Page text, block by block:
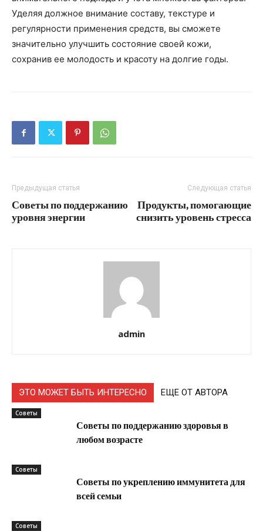
Уделяя должное внимание составу, текстуре и
регулярности применения средств, вы сможете
значительно улучшить состояние своей кожи,
сохранив ее молодость и красоту на долгие годы.
Предыдущая статья
Советы по поддержанию
уровня энергии
Следующая статья
Продукты, помогающие
снизить уровень стресса
admin
ЭТО МОЖЕТ БЫТЬ ИНТЕРЕСНО ЕЩЕ ОТ АВТОРА
Советы
Советы по поддержанию здоровья в
любом возрасте
Советы
Советы по укреплению иммунитета для
всей семьи
Советы